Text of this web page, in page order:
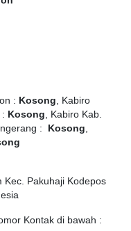
: Kosong , Kabiro
: Kosong , Kabiro Kab.
: Kosong
Kec. Pakuhaji Kodepos
Kontak di bawah :